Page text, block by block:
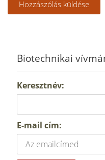
Biotechnikai
Keresztnév:
E-mail cím: